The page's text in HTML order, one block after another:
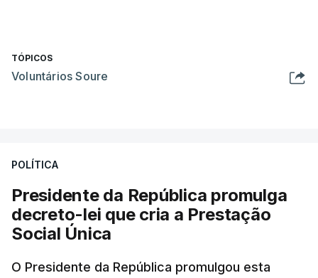
TÓPICOS
Voluntários Soure
POLÍTICA
Presidente da República promulga
decreto-lei que cria a Prestação
Social Única
O Presidente da República promulgou esta